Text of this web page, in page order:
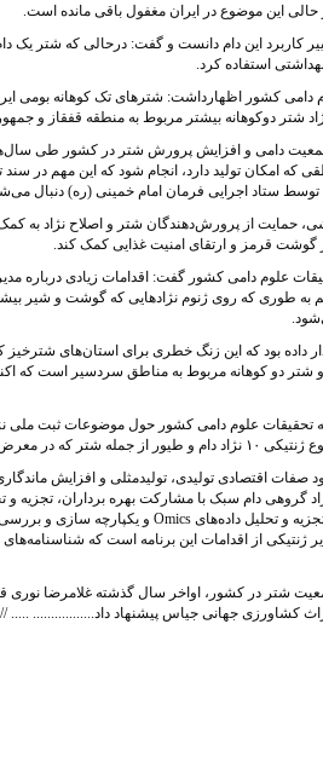
این موضوع در ایران مغفول باقی مانده است.
این دام دانست و گفت: درحالی که شتر یک
استفاده کرد.
کشور اظهارداشت: شترهای تک کوهانه بومی
شتر دوکوهانه بیشتر مربوط به منطقه قفقاز و
دامی و افزایش پرورش شتر در کشور طی
که امکان تولید دارد، انجام شود که این مهم در
ستاد اجرایی فرمان امام خمینی (ره) دنبال
حمایت از پرورش‌دهندگان شتر و اصلاح نژاد به کمک
گوشت قرمز و ارتقای امنیت غذایی کمک کند.
علوم دامی کشور گفت: اقدامات زیادی درباره
به طوری که روی ژنوم نژادهایی که گوشت و شیر
علوم دامی کشور حول موضوعات ثبت ملی
است، می‌گردد.
صفات اقتصادی تولیدی، تولیدمثلی و افزایش
گروهی دام سبک با مشارکت بهره برداران، تجزیه و
و تحلیل داده‌‌های Omics و یکپارچه‌ سازی و
شتر در کشور، اواخر سال گذشته غلامرضا نوری
کشاورزی جهانی جیاس پیشنهاد داد................. ..... // 43